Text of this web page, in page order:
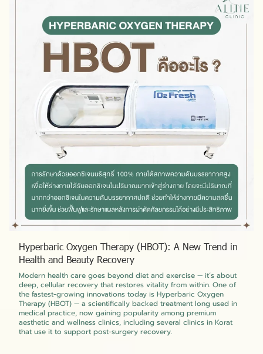
Hyperbaric Oxygen Therapy (HBOT): A New Trend in
Health and Beauty Recovery
Modern health care goes beyond diet and exercise — it’s about
deep, cellular recovery that restores vitality from within. One of
the fastest-growing innovations today is Hyperbaric Oxygen
Therapy (HBOT) — a scientifically backed treatment long used in
medical practice, now gaining popularity among premium
aesthetic and wellness clinics, including several clinics in Korat
that use it to support post-surgery recovery.